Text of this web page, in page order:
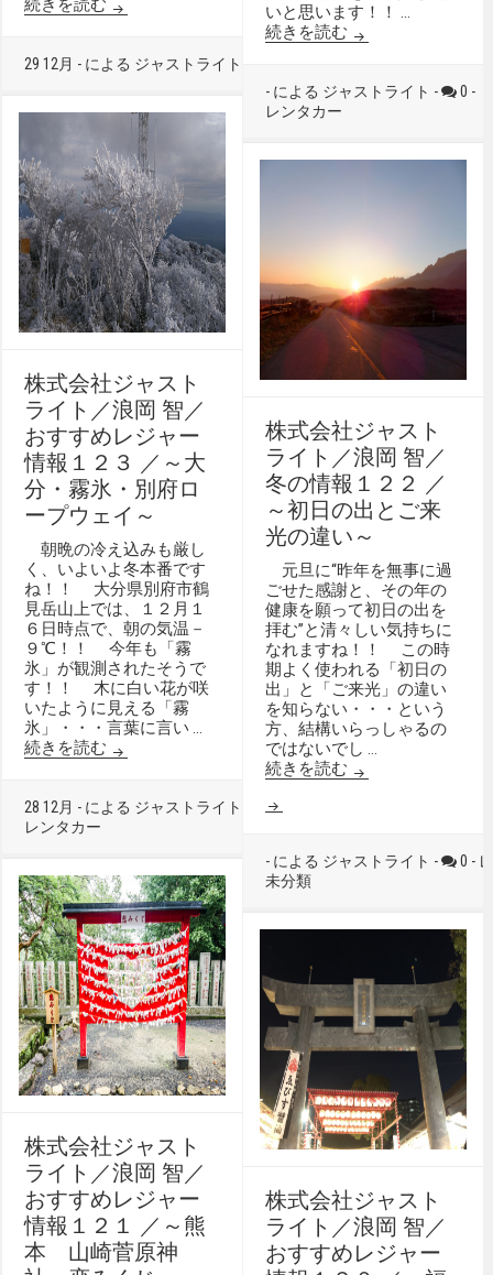
続きを読む
29 12月 - による ジャストライト -
いと思います！！ …
続きを読む
- による ジャストライト - 0 -
レンタカー
株式会社ジャスト
ライト／浪岡 智／
おすすめレジャー
情報１２３ ／～大
分・霧氷・別府ロ
ープウェイ～
朝晩の冷え込みも厳し
く、いよいよ冬本番です
ね！！ 大分県別府市鶴
見岳山上では、１２月１
６日時点で、朝の気温－
９℃！！ 今年も「霧
氷」が観測されたそうで
す！！ 木に白い花が咲
いたように見える「霧
氷」・・・言葉に言い …
続きを読む
28 12月 - による ジャストライト - 0 -
レンタカー
株式会社ジャスト
ライト／浪岡 智／
冬の情報１２２ ／
～初日の出とご来
光の違い～
元旦に‘‘昨年を無事に過
ごせた感謝と、その年の
健康を願って初日の出を
拝む’’と清々しい気持ちに
なれますね！！ この時
期よく使われる「初日の
出」と「ご来光」の違い
を知らない・・・という
方、結構いらっしゃるの
ではないでし …
続きを読む
株式会社ジャス
- による ジャストライト - 0 -
未分類
株式会社ジャスト
ライト／浪岡 智／
おすすめレジャー
情報１２１ ／～熊
本 山崎菅原神
株式会社ジャスト
ライト／浪岡 智／
おすすめレジャー